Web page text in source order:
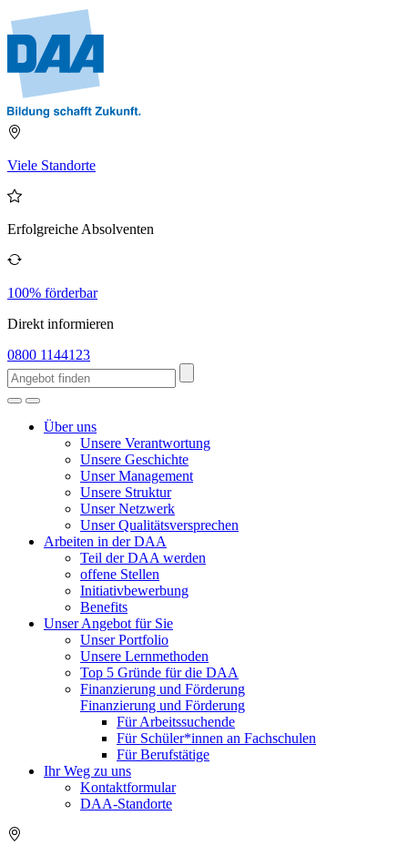
Viele Standorte
Erfolgreiche Absolventen
100% förderbar
Direkt informieren
0800 1144123
Über uns
Unsere Verantwortung
Unsere Geschichte
Unser Management
Unsere Struktur
Unser Netzwerk
Unser Qualitätsversprechen
Arbeiten in der DAA
Teil der DAA werden
offene Stellen
Initiativbewerbung
Benefits
Unser Angebot für Sie
Unser Portfolio
Unsere Lernmethoden
Top 5 Gründe für die DAA
Finanzierung und Förderung
Finanzierung und Förderung
Für Arbeitssuchende
Für Schüler*innen an Fachschulen
Für Berufstätige
Ihr Weg zu uns
Kontaktformular
DAA-Standorte